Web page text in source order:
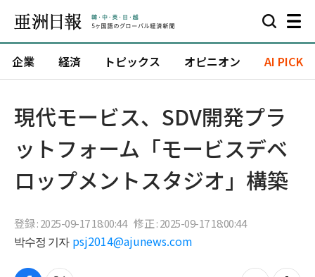
企業 経済 トピックス オピニオン AI PICK
現代モービス、SDV開発プラ
ットフォーム「モービスデベ
ロップメントスタジオ」構築
登録 : 2025-09-17 18:00:44 修正 : 2025-09-17 18:00:44
박수정 기자 psj2014@ajunews.com